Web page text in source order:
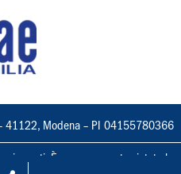
41122, Modena – PI 04155780366
È espressamente vietata la